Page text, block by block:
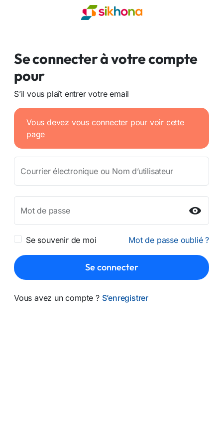
Se connecter à votre compte
pour
S’il vous plaît entrer votre email
Vous devez vous connecter pour voir cette
page
Courrier électronique ou Nom d’utilisateur
Mot de passe
Se souvenir de moi Mot de passe oublié ?
Se connecter
Vous avez un compte ? S’enregistrer